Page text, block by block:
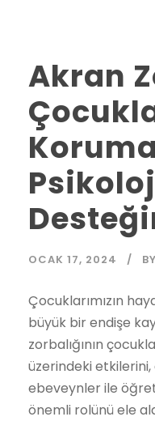
Akran
OCAK 17, 2024 BY
Çocuklarımızın
büyük bir endişe
zorbalığının
üzerindeki
ebeveynler ile
önemli rolünü ele